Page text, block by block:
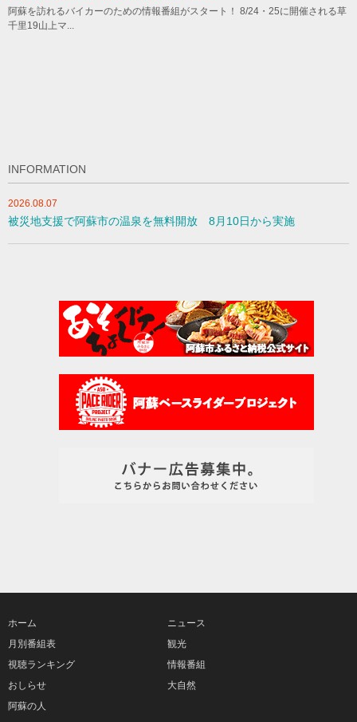
阿蘇を訪れるバイカーのための情報番組がスタート！ 8/24・25に開催される草
千里19山上マ...
INFORMATION
2026.08.07
被災地支援で阿蘇市の温泉を無料開放 8月10日から実施
ホーム
月別番組表
視聴ランキング
おしらせ
ニュース
観光
情報番組
大自然
阿蘇の人